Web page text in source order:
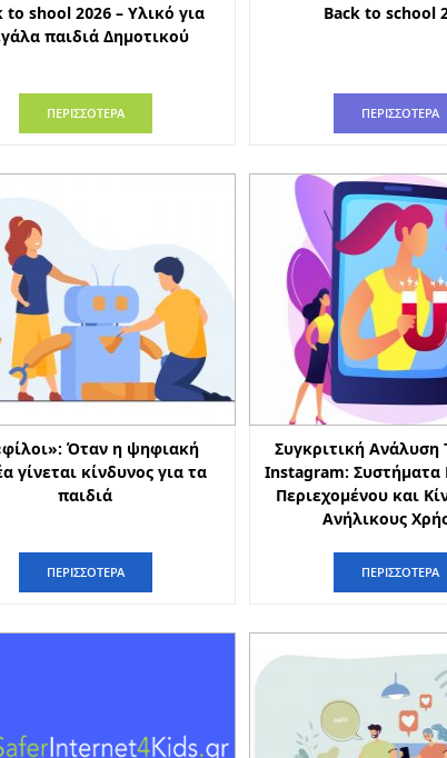
to shool 2026 – Υλικό για
παιδιά Δημοτικού
ΠΕΡΙΣΣΟΤΕΡΑ
Back to school
ΠΕΡΙΣΣΟΤΕΡΑ
Όταν η ψηφιακή
γίνεται κίνδυνος για τα
παιδιά
ΠΕΡΙΣΣΟΤΕΡΑ
Συγκριτική Ανάλυση
Instagram:
Περιεχομένου και
Ανήλικους
ΠΕΡΙΣΣΟΤΕΡΑ